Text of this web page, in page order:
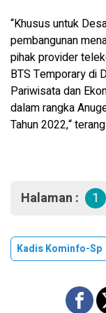
“Khusus untuk
pembangunan
pihak provider
BTS Temporary di
Pariwisata dan
dalam rangka
Tahun 2022,“
Halaman : 1
Kadis Kominfo-Sp